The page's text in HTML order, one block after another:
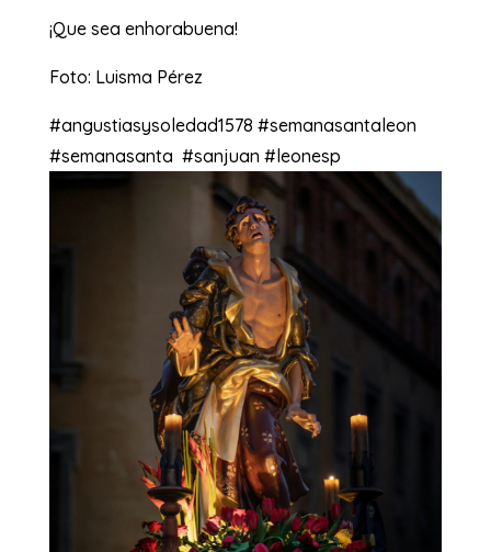
¡Que sea enhorabuena!
Foto: Luisma Pérez
#angustiasysoledad1578 #semanasantaleon
#semanasanta #sanjuan #leonesp